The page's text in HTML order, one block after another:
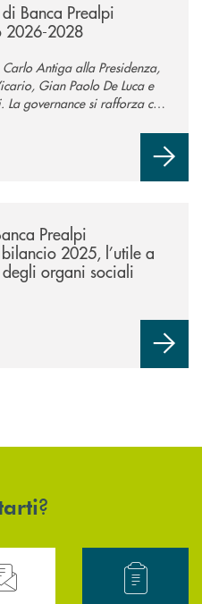
Banca Prealpi
2026-2028
Antiga alla Presidenza,
Gian Paolo De Luca e
La governance si rafforza con
Prealpi
2025, l’utile a
organi sociali
?
. di assistenza immediata?
Hai bisogno di